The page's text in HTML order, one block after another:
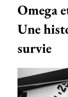
Omega
Une
survie